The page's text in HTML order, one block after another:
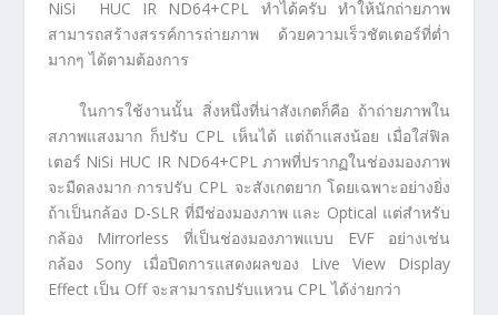
NiSi HUC IR ND64+CPL ทำได้ครับ ทำให้นักถ่ายภาพ
สามารถสร้างสรรค์การถ่ายภาพ ด้วยความเร็วชัตเตอร์ที่ต่ำ
มากๆ ได้ตามต้องการ
ในการใช้งานนั้น สิ่งหนึ่งที่น่าสังเกตก็คือ ถ้าถ่ายภาพใน
สภาพแสงมาก ก็ปรับ CPL เห็นได้ แต่ถ้าแสงน้อย เมื่อใส่ฟิล
เตอร์ NiSi HUC IR ND64+CPL ภาพที่ปรากฏในช่องมองภาพ
จะมืดลงมาก การปรับ CPL จะสังเกตยาก โดยเฉพาะอย่างยิ่ง
ถ้าเป็นกล้อง D-SLR ที่มีช่องมองภาพ และ Optical แต่สำหรับ
กล้อง Mirrorless ที่เป็นช่องมองภาพแบบ EVF อย่างเช่น
กล้อง Sony เมื่อปิดการแสดงผลของ Live View Display
Effect เป็น Off จะสามารถปรับแหวน CPL ได้ง่ายกว่า